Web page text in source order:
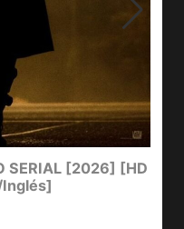
SERIAL [2026] [HD